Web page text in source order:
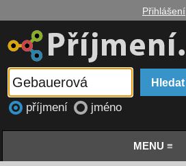
Přihlášení
příjmení jméno
MENU ≡